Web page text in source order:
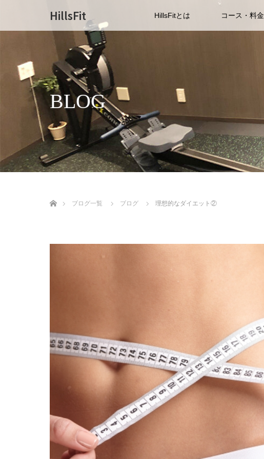
HillsFit HillsFitとは コース・料金
BLOG
ブログ一覧
ブログ 理想的なダイエット②